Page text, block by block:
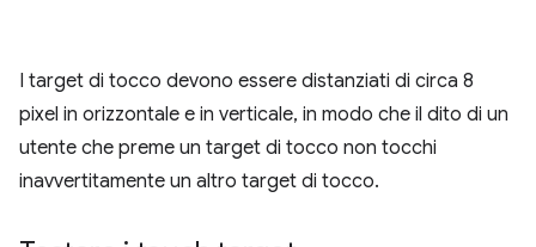
I target di tocco devono essere distanziati di circa 8
pixel in orizzontale e in verticale, in modo che il dito di un
utente che preme un target di tocco non tocchi
inavvertitamente un altro target di tocco.